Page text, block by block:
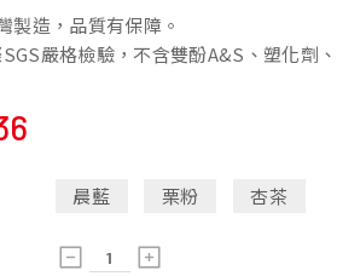
製造，品質有保障。
嚴格檢驗，不含雙酚A&S、塑化劑
晨藍 栗粉 杏茶